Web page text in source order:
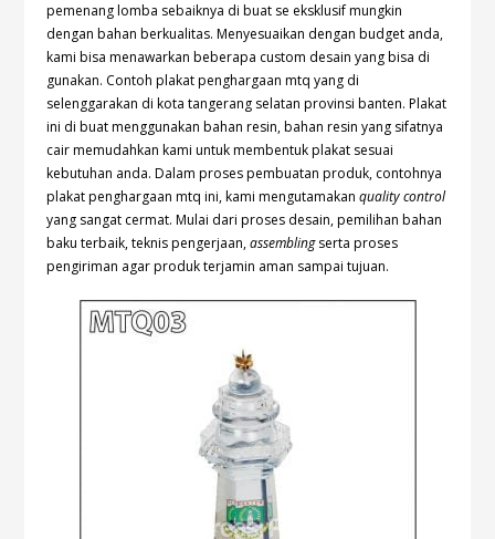
pemenang lomba sebaiknya di buat se eksklusif mungkin
dengan bahan berkualitas. Menyesuaikan dengan budget anda,
kami bisa menawarkan beberapa custom desain yang bisa di
gunakan. Contoh plakat penghargaan mtq yang di
selenggarakan di kota tangerang selatan provinsi banten. Plakat
ini di buat menggunakan bahan resin, bahan resin yang sifatnya
cair memudahkan kami untuk membentuk plakat sesuai
kebutuhan anda. Dalam proses pembuatan produk, contohnya
plakat penghargaan mtq ini, kami mengutamakanquality control
yang sangat cermat. Mulai dari proses desain, pemilihan bahan
baku terbaik, teknis pengerjaan,assemblingserta proses
pengiriman agar produk terjamin aman sampai tujuan.